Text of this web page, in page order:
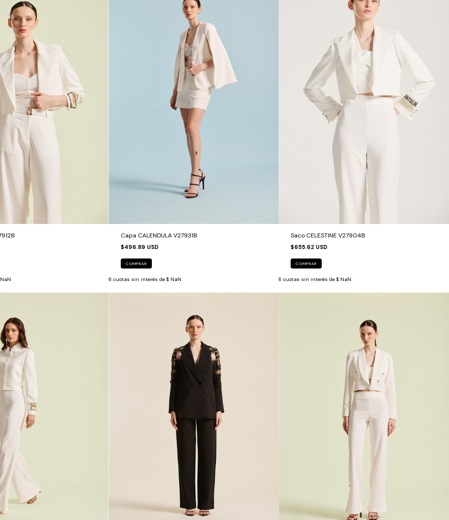
Capa CALENDULA V27931B
$496.89 USD
COMPRAR
6 cuotas sin interés de $ NaN
Saco CELESTINE V27904B
$655.62 USD
COMPRAR
6 cuotas sin interés de$ NaN